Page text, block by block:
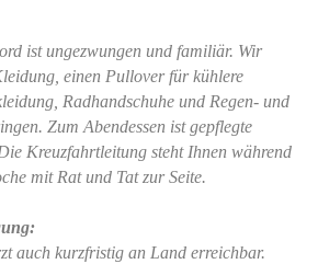
ist ungezwungen und familiär. Wir
einen Pullover für kühlere
Radhandschuhe und Regen- und
Zum Abendessen ist gepflegte
Kreuzfahrtleitung steht Ihnen während
mit Rat und Tat zur Seite.
auch kurzfristig an Land erreichbar.